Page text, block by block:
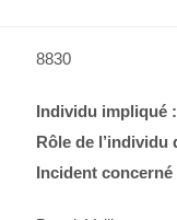
8830
Individu impliqué :
Rôle de l’individu
Incident concerné